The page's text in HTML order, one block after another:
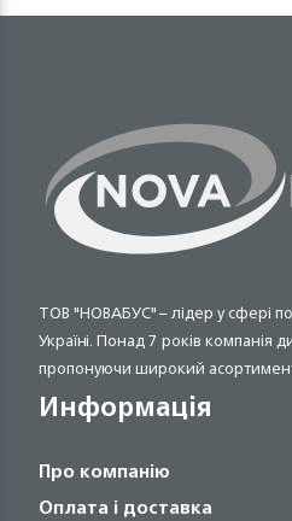
ТОВ "НОВАБУС" – лідер у сфері
Україні. Понад 7 років компанія
пропонуючи широкий
Информація
Про компанію
Оплата і доставка